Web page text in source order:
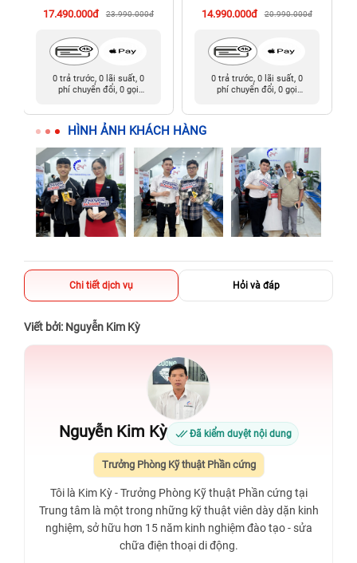
17.490.000đ 23.990.000đ
0 trả trước, 0 lãi suất, 0
phí chuyển đổi, 0 gọi
14.990.000đ 20.990.000đ
0 trả trước, 0 lãi suất, 0
phí chuyển đổi, 0 gọi
HÌNH ẢNH KHÁCH HÀNG
Chi tiết dịch vụ Hỏi và đáp
Viết bởi: Nguyễn Kim Kỳ
Nguyễn Kim Kỳ Đã kiểm duyệt nội dung
Trưởng Phòng Kỹ thuật Phần cứng
Tôi là Kim Kỳ - Trưởng Phòng Kỹ thuật Phần cứng tại
Trung tâm là một trong những kỹ thuật viên dày dặn kinh
nghiệm, sở hữu hơn 15 năm kinh nghiệm đào tạo - sửa
chữa điện thoại di động.